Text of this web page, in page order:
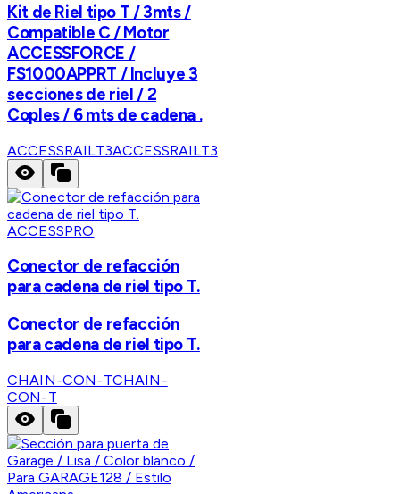
Kit de Riel tipo T / 3mts /
Compatible C / Motor
ACCESSFORCE /
FS1000APPRT / Incluye 3
secciones de riel / 2
Coples / 6 mts de cadena .
ACCESSRAILT3ACCESSRAILT3
ACCESSPRO
Conector de refacción
para cadena de riel tipo T.
Conector de refacción
para cadena de riel tipo T.
CHAIN-CON-TCHAIN-
CON-T